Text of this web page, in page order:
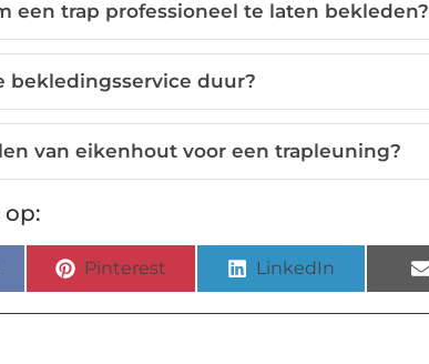
een trap professioneel te laten bekleden?
bekledingsservice duur?
van eikenhout voor een trapleuning?
op:
Pinterest LinkedIn